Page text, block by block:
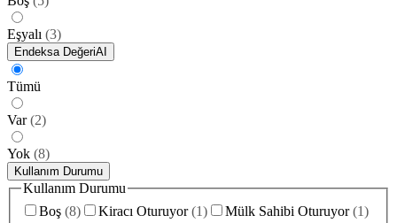
Eşyalı (3)
Endeksa DeğeriAI
Tümü
Var (2)
Yok (8)
Kullanım Durumu
Kullanım Durumu
Boş (8) Kiracı Oturuyor (1) Mülk Sahibi Oturuyor (1)